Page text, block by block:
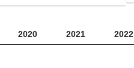
2020 2021 2022